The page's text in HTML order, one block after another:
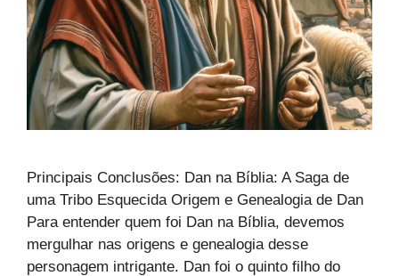
Principais Conclusões: Dan na Bíblia: A Saga de
uma Tribo Esquecida Origem e Genealogia de Dan
Para entender quem foi Dan na Bíblia, devemos
mergulhar nas origens e genealogia desse
personagem intrigante. Dan foi o quinto filho do